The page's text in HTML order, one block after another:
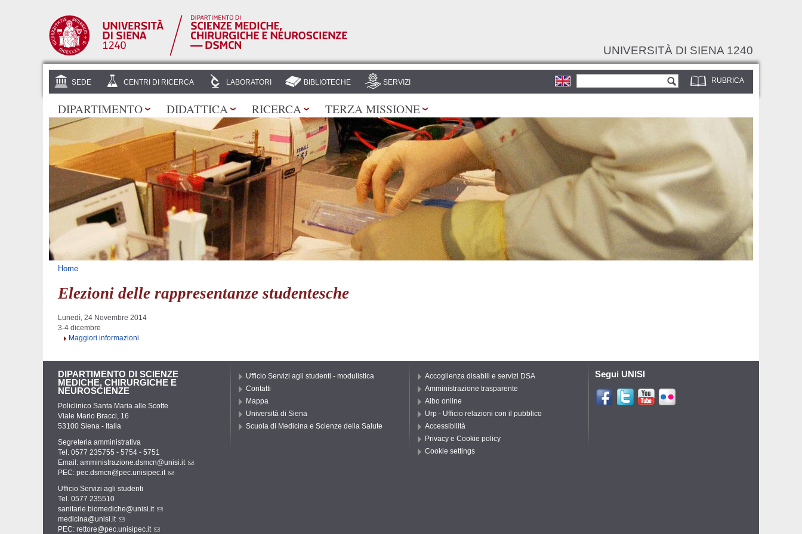
UNIVERSITÀ DI SIENA 1240
RUBRICA
Form di ricerca
SEDE CENTRI DI RICERCA LABORATORI BIBLIOTECHE SERVIZI
DIPARTIMENTO DIDATTICA RICERCA TERZA MISSIONE
Tu sei qui
Home
Elezioni delle rappresentanze studentesche
Lunedì, 24 Novembre 2014
3-4 dicembre
Maggiori informazioni
DIPARTIMENTO DI SCIENZE
MEDICHE, CHIRURGICHE E
NEUROSCIENZE
Policlinico Santa Maria alle Scotte
Viale Mario Bracci, 16
53100 Siena - Italia
Segreteria amministrativa
Tel. 0577 235755 - 5754 - 5751
Email: amministrazione.dsmcn@unisi.it
PEC: pec.dsmcn@pec.unisipec.it
Ufficio Servizi agli studenti
Tel. 0577 235510
sanitarie.biomediche@unisi.it
medicina@unisi.it
PEC: rettore@pec.unisipec.it
Ufficio Servizi agli studenti - modulistica
Contatti
Mappa
Università di Siena
Scuola di Medicina e Scienze della Salute
Accoglienza disabili e servizi DSA
Amministrazione trasparente
Albo online
Urp - Ufficio relazioni con il pubblico
Accessibilità
Privacy e Cookie policy
Cookie settings
Segui UNISI